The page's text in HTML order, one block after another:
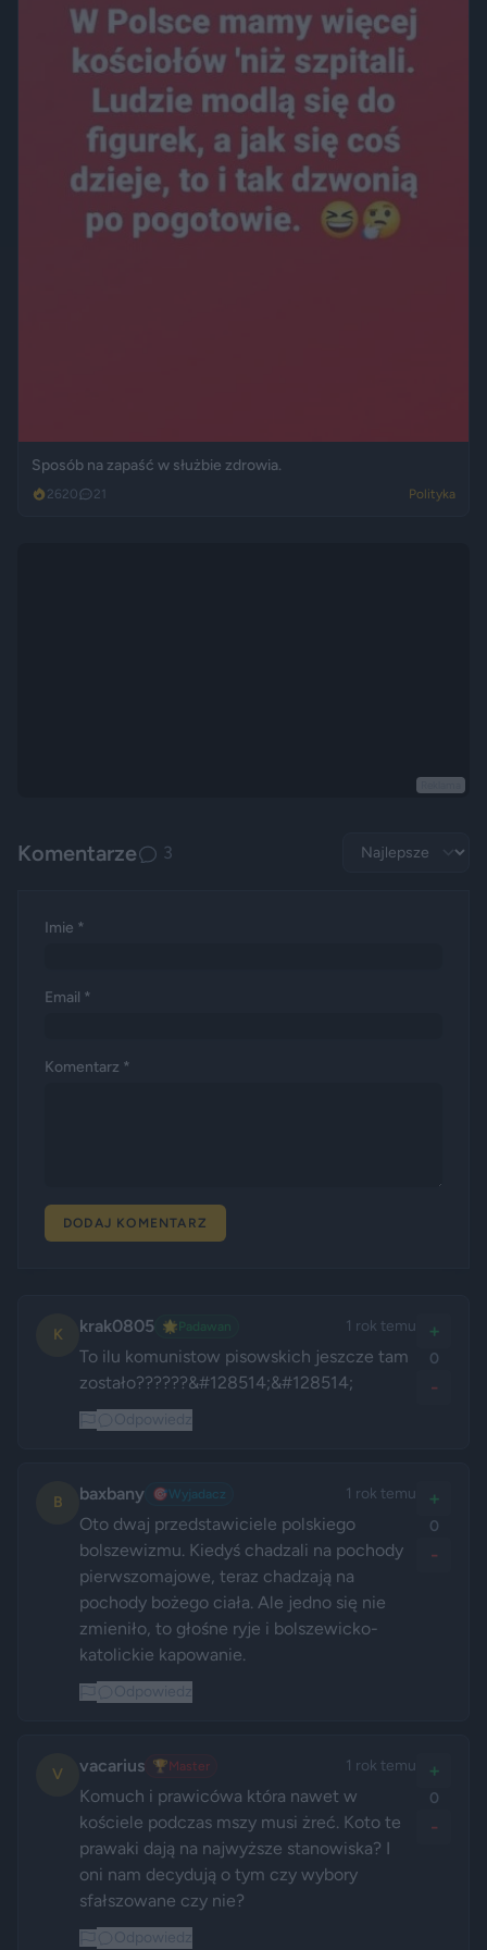
Sposób na zapaść w służbie zdrowia.
2620 21 Polityka
Komentarze 3
Imie *
Email *
Komentarz *
DODAJ KOMENTARZ
K krak0805 🌟 Padawan 1 rok temu
To ilu komunistow pisowskich jeszcze tam
zostało??????&#128514;&#128514;
+
0
-
B baxbany 🎯Wyjadacz 1 rok temu
Oto dwaj przedstawiciele polskiego
bolszewizmu. Kiedyś chadzali na pochody
pierwszomajowe, teraz chadzają na
pochody bożego ciała. Ale jedno się nie
zmieniło, to głośne ryje i bolszewicko-
katolickie kapowanie.
+
0
-
V vacarius 🏆Master 1 rok temu
Komuch i prawicówa która nawet w
kościele podczas mszy musi żreć. Koto te
prawaki dają na najwyższe stanowiska? I
oni nam decydują o tym czy wybory
sfałszowane czy nie?
+
0
-